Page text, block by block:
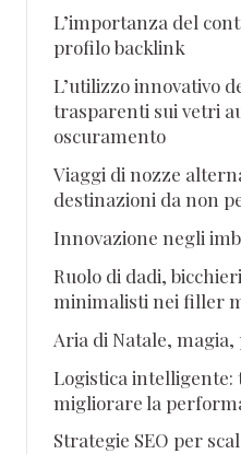
L’importanza del
profilo backlink
L’utilizzo innovativo
trasparenti sui vetri
oscuramento
Viaggi di nozze
destinazioni da non
Innovazione negli
Ruolo di dadi,
minimalisti nei filler
Aria di Natale,
Logistica intelligente:
migliorare la
Strategie SEO per